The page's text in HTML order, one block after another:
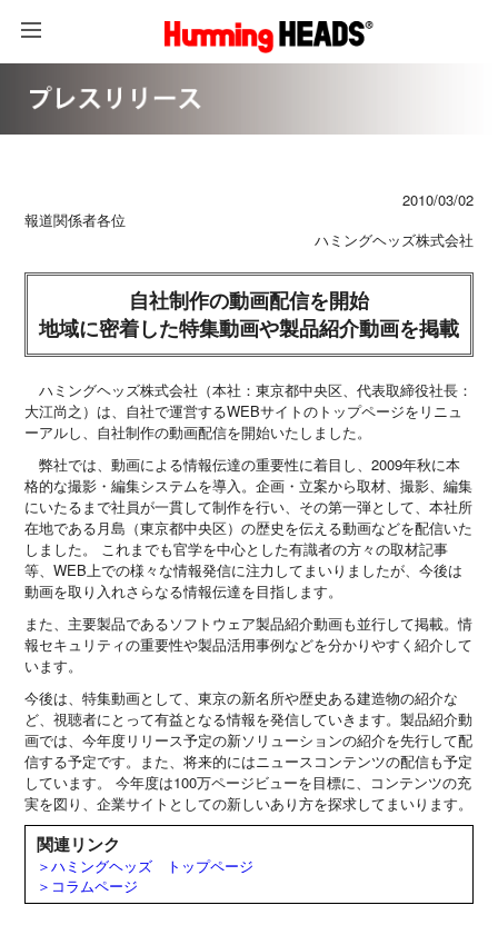
2010/03/02
報道関係者各位
ハミングヘッズ株式会社
自社制作の動画配信を開始
地域に密着した特集動画や製品紹介動画を掲載
ハミングヘッズ株式会社（本社：東京都中央区、代表取締役社長：
大江尚之）は、自社で運営するWEBサイトのトップページをリニュ
ーアルし、自社制作の動画配信を開始いたしました。
弊社では、動画による情報伝達の重要性に着目し、2009年秋に本
格的な撮影・編集システムを導入。企画・立案から取材、撮影、編集
にいたるまで社員が一貫して制作を行い、その第一弾として、本社所
在地である月島（東京都中央区）の歴史を伝える動画などを配信いた
しました。 これまでも官学を中心とした有識者の方々の取材記事
等、WEB上での様々な情報発信に注力してまいりましたが、今後は
動画を取り入れさらなる情報伝達を目指します。
また、主要製品であるソフトウェア製品紹介動画も並行して掲載。情
報セキュリティの重要性や製品活用事例などを分かりやすく紹介して
います。
今後は、特集動画として、東京の新名所や歴史ある建造物の紹介な
ど、視聴者にとって有益となる情報を発信していきます。製品紹介動
画では、今年度リリース予定の新ソリューションの紹介を先行して配
信する予定です。また、将来的にはニュースコンテンツの配信も予定
しています。 今年度は100万ページビューを目標に、コンテンツの充
実を図り、企業サイトとしての新しいあり方を探求してまいります。
関連リンク
＞ハミングヘッズ トップページ
＞コラムページ